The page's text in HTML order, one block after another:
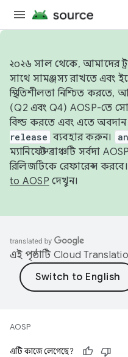
২০২৬ সাল থেকে, আমাদের
সাথে সামঞ্জস্য রাখতে এবং
স্থিতিশীলতা নিশ্চিত করতে,
(Q2 এবং Q4) AOSP-তে
বিল্ড করতে এবং এতে অবদান
release ব্যবহার করুন।
ম্যানিফেস্ট ব্রাঞ্চটি সর্বদা
রিলিজটিকে রেফারেন্স
to AOSP দেখুন।
এই পৃষ্ঠাটি Cloud
AOSP
এটি কাজে লেগেছে?